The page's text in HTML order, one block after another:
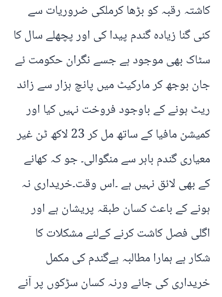
کاشتہ رقبہ کو بڑھا کرملکی ضروریات سے
کئی گنا زیادہ گندم پیدا کی اور پچھلے سال کا
سٹاک بھی موجود ہے جسے نگران حکومت ئے
جان بوجھ کر مارکیٹ میں پانچ ہزار سے زائد
ریٹ ہونے کے باوجود فروخت نہیں کیا اور
کمیشن مافیا کے ساتھ مل کر 23 لاکھ ٹن غیر
معیاری گندم باہر سے منگوالی۔ جو کہ کھانے
کے بھی لائق نہیں ہے ۔اس وقت۔خریداری نہ
ہونے کے باعث کسان طبقہ پریشان ہے اور
اگلی فصل کاشت کرنے کےلئے مشکلات کا
شکار ہے ہمارا مطالبہ ہےگندم کی مکمل
خریداری کی جائے ورنہ کسان سڑکوں پر آنے